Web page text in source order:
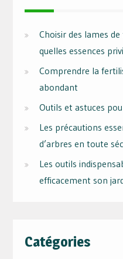
Choisir des lames
quelles essences
Comprendre la
abondant
Outils et astuces
Les précautions
d’arbres en toute
Les outils
efficacement son
Catégories